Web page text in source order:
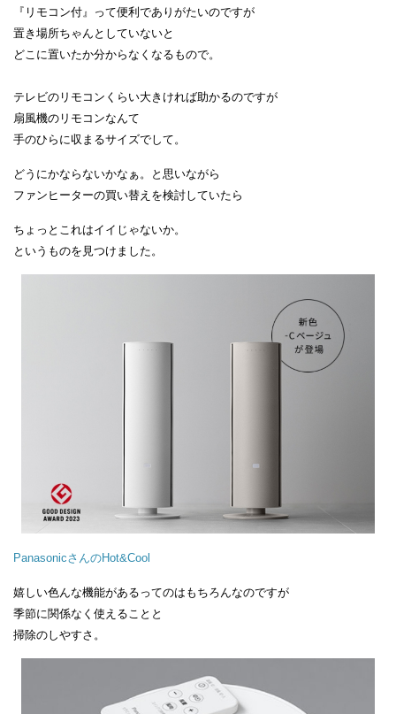
『リモコン付』って便利でありがたいのですが
置き場所ちゃんとしていないと
どこに置いたか分からなくなるもので。
テレビのリモコンくらい大きければ助かるのですが
扇風機のリモコンなんて
手のひらに収まるサイズでして。
どうにかならないかなぁ。と思いながら
ファンヒーターの買い替えを検討していたら
ちょっとこれはイイじゃないか。
というものを見つけました。
PanasonicさんのHot&Cool
嬉しい色んな機能があるってのはもちろんなのですが
季節に関係なく使えることと
掃除のしやすさ。